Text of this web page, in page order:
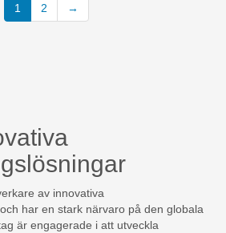
1 2 →
av innovativa
har en stark närvaro på den globala
är engagerade i att utveckla